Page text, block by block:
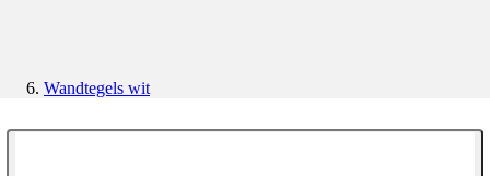
Wandtegels wit